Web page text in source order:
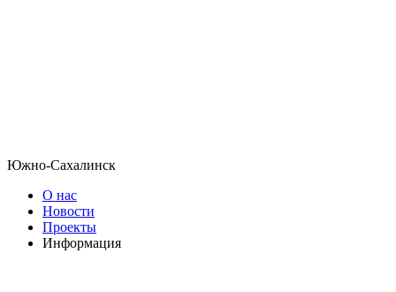
Южно-Сахалинск
О нас
Новости
Проекты
Информация